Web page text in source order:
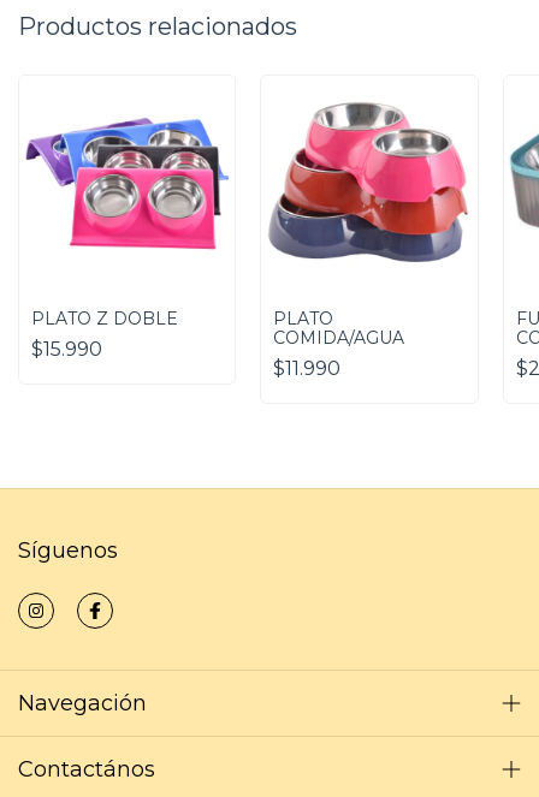
Productos relacionados
PLATO Z DOBLE
$15.990
PLATO
COMIDA/AGUA
$11.990
Síguenos
Navegación
Contactános